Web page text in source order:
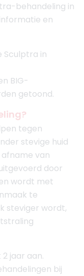
behandeling in
en
Sculptra in
BIG-
getoond.
tegen
stevige huid
van
door
wordt met
te
steviger wordt,
jaar aan.
bij